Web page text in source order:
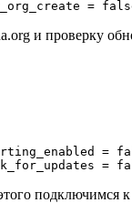
и проверку
=
подключимся